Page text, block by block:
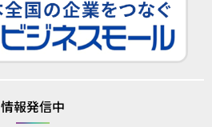
情報発信中